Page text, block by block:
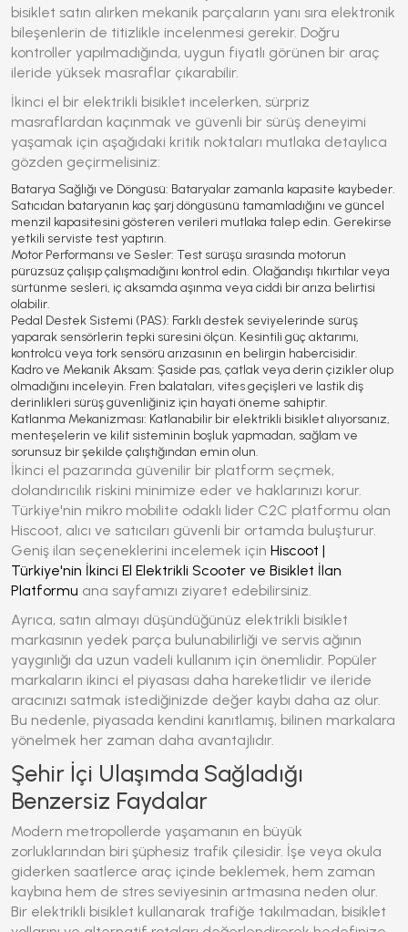
bisiklet satın alırken mekanik parçaların yanı sıra elektronik
bileşenlerin de titizlikle incelenmesi gerekir. Doğru
kontroller yapılmadığında, uygun fiyatlı görünen bir araç
ileride yüksek masraflar çıkarabilir.
İkinci el bir elektrikli bisiklet incelerken, sürpriz
masraflardan kaçınmak ve güvenli bir sürüş deneyimi
yaşamak için aşağıdaki kritik noktaları mutlaka detaylıca
gözden geçirmelisiniz:
Batarya Sağlığı ve Döngüsü: Bataryalar zamanla kapasite kaybeder.
Satıcıdan bataryanın kaç şarj döngüsünü tamamladığını ve güncel
menzil kapasitesini gösteren verileri mutlaka talep edin. Gerekirse
yetkili serviste test yaptırın.
Motor Performansı ve Sesler: Test sürüşü sırasında motorun
pürüzsüz çalışıp çalışmadığını kontrol edin. Olağandışı tıkırtılar veya
sürtünme sesleri, iç aksamda aşınma veya ciddi bir arıza belirtisi
olabilir.
Pedal Destek Sistemi (PAS): Farklı destek seviyelerinde sürüş
yaparak sensörlerin tepki süresini ölçün. Kesintili güç aktarımı,
kontrolcü veya tork sensörü arızasının en belirgin habercisidir.
Kadro ve Mekanik Aksam: Şaside pas, çatlak veya derin çizikler olup
olmadığını inceleyin. Fren balataları, vites geçişleri ve lastik diş
derinlikleri sürüş güvenliğiniz için hayati öneme sahiptir.
Katlanma Mekanizması: Katlanabilir bir elektrikli bisiklet alıyorsanız,
menteşelerin ve kilit sisteminin boşluk yapmadan, sağlam ve
sorunsuz bir şekilde çalıştığından emin olun.
İkinci el pazarında güvenilir bir platform seçmek,
dolandırıcılık riskini minimize eder ve haklarınızı korur.
Türkiye'nin mikro mobilite odaklı lider C2C platformu olan
Hiscoot, alıcı ve satıcıları güvenli bir ortamda buluşturur.
Geniş ilan seçeneklerini incelemek için Hiscoot |
Türkiye'nin İkinci El Elektrikli Scooter ve Bisiklet İlan
Platformu ana sayfamızı ziyaret edebilirsiniz.
Ayrıca, satın almayı düşündüğünüz elektrikli bisiklet
markasının yedek parça bulunabilirliği ve servis ağının
yaygınlığı da uzun vadeli kullanım için önemlidir. Popüler
markaların ikinci el piyasası daha hareketlidir ve ileride
aracınızı satmak istediğinizde değer kaybı daha az olur.
Bu nedenle, piyasada kendini kanıtlamış, bilinen markalara
yönelmek her zaman daha avantajlıdır.
Şehir İçi Ulaşımda Sağladığı
Benzersiz Faydalar
Modern metropollerde yaşamanın en büyük
zorluklarından biri şüphesiz trafik çilesidir. İşe veya okula
giderken saatlerce araç içinde beklemek, hem zaman
kaybına hem de stres seviyesinin artmasına neden olur.
Bir elektrikli bisiklet kullanarak trafiğe takılmadan, bisiklet